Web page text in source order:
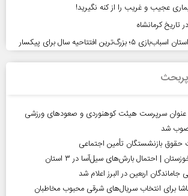
عجیب و غریب را از کنه نگیرید!
تاریخ کرمانشاه
افتتاحیه سال برای پیکسار
پربحث
عنوان سرپرست هیئت کوهنوردی و صعودهای ورزشی
شد
حقوق بازنشستگان تأمین اجتماعی
اربعین در البرز اعلام شد
برای انتخاب سریال‌های شرقی محبوب مخاطبان